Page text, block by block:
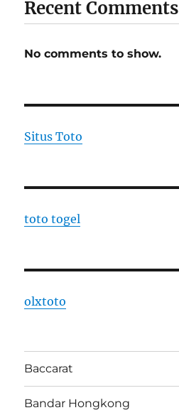
Recent Comments
No comments to show.
Situs Toto
toto togel
olxtoto
Baccarat
Bandar Hongkong